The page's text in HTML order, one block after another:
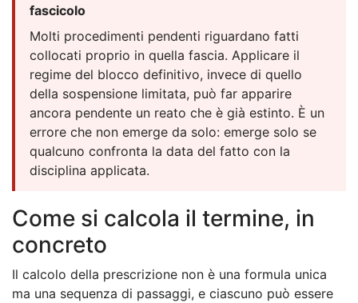
fascicolo
Molti procedimenti pendenti riguardano fatti
collocati proprio in quella fascia. Applicare il
regime del blocco definitivo, invece di quello
della sospensione limitata, può far apparire
ancora pendente un reato che è già estinto. È un
errore che non emerge da solo: emerge solo se
qualcuno confronta la data del fatto con la
disciplina applicata.
Come si calcola il termine, in
concreto
Il calcolo della prescrizione non è una formula unica
ma una sequenza di passaggi, e ciascuno può essere